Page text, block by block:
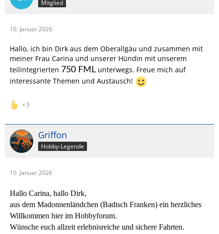
Mitglied
10. Januar 2026
Hallo, ich bin Dirk aus dem Oberallgäu und zusammen mit
meiner Frau Carina und unserer Hündin mit unserem
teilintegrierten 750 FML unterwegs. Freue mich auf
interessante Themen und Austausch!
5
Griffon
Hobby-Legende
10. Januar 2026
Hallo Carina, hallo Dirk,
aus dem Madonnenländchen (Badisch Franken) ein herzliches
Willkommen hier im Hobbyforum.
Wünsche euch allzeit erlebnisreiche und sichere Fahrten.